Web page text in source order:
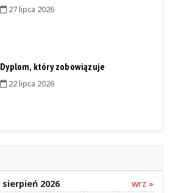
27 lipca 2026
Dyplom, który zobowiązuje
22 lipca 2026
sierpień 2026
wrz »